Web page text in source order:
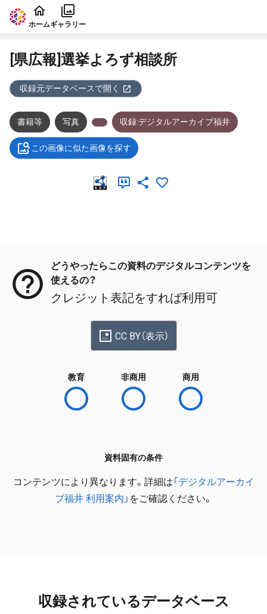
本文に飛ぶ
ホームギャラリー
[県広報]選挙よろず相談所
収録元データベースで開く
書籍等 写真 収録:デジタルアーカイブ福井
この画像に似た画像を探す
どうやったらこの資料のデジタルコンテンツを
使えるの？
クレジット表記をすれば利用可
CC BY（表示）
教育 非商用 商用
資料固有の条件
コンテンツにより異なります。詳細は 「デジタルアーカイ
ブ福井 利用案内」 をご確認ください。
収録されているデータベース